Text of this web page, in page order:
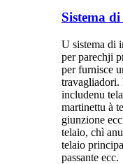
Sistema
U sistema di
per parechji
per furnisce
travagliadori.
includenu
martinettu à
giunzione
telaio, chì
telaio
passante ecc.